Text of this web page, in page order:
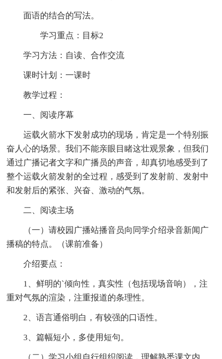
面语的结合的写法。
学习重点：目标2
学习方法：自读、合作交流
课时计划：一课时
教学过程：
一、阅读序幕
运载火箭水下发射成功的现场，肯定是一个特别振
奋人心的场景。我们不能亲眼目睹这壮观景象，但我们
通过广播记者文字和广播员的声音，却真切地感受到了
整个运载火箭发射的全过程，感受到了发射前、发射中
和发射后的紧张、兴奋、激动的气氛。
二、阅读主场
（一）请校园广播站播音员向同学介绍录音新闻广
播稿的特点。（课前准备）
介绍要点：
1、鲜明的`倾向性，真实性（包括现场音响），注
重对气氛的渲染，注重报道的条理性。
2、语言通俗明白，有较强的口语性。
3、篇幅短小，多使用短句。